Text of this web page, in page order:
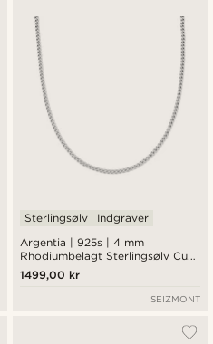
Argentia | 925s | 4 mm
Rhodiumbelagt Sterlingsølv Curb
Chain Halskæde
Sterlingsølv Indgraver
1499,00 kr
SEIZMONT